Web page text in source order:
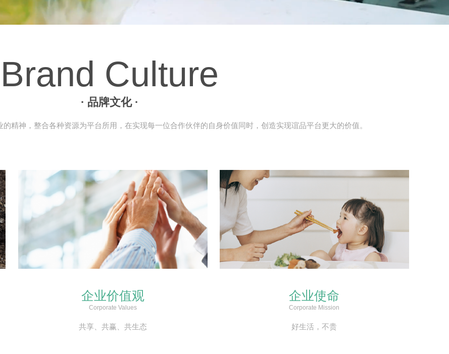
Brand Culture
· 品牌文化 ·
精神，整合各种资源为平台所用，在实现每一位合作伙伴的自身价值同时，创造实现谊品平台更大的价值。
企业价值观
Corporate Values
共享、共赢、共生态
企业使命
Corporate Mission
好生活，不贵